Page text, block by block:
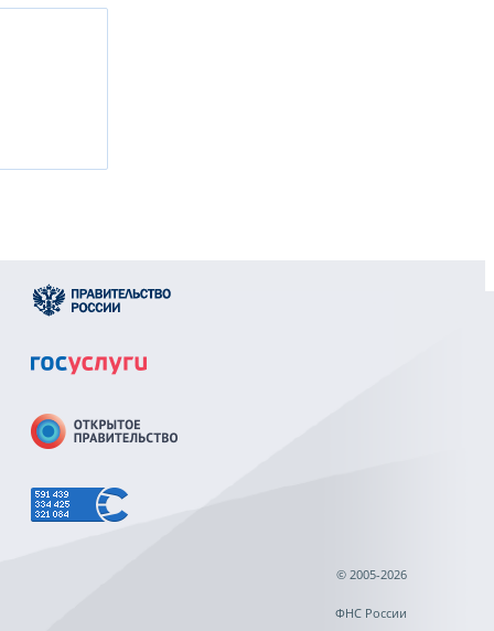
© 2005-2026
ФНС России